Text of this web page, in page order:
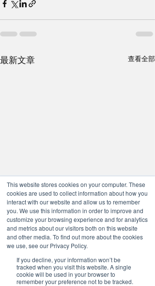
This website stores cookies on your computer. These
cookies are used to collect information about how you
interact with our website and allow us to remember
you. We use this information in order to improve and
customize your browsing experience and for analytics
and metrics about our visitors both on this website
and other media. To find out more about the cookies
we use, see our Privacy Policy.
If you decline, your information won’t be
tracked when you visit this website. A single
cookie will be used in your browser to
remember your preference not to be tracked.
最新文章 查看全部
2 則留言